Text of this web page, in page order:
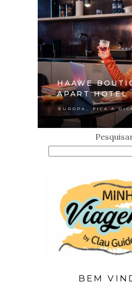
HAAWE
APART HOTEL
EUROPA FICA A DICA
BEM